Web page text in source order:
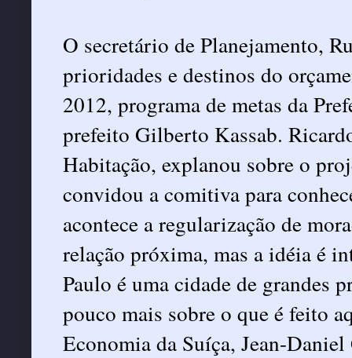
O secretário de Planejamento,
prioridades e destinos do
2012, programa de metas da
prefeito Gilberto Kassab.
Habitação, explanou sobre o
convidou a comitiva para
acontece a regularização de
relação próxima, mas a idéia é
Paulo é uma cidade de grandes
pouco mais sobre o que é feito
Economia da Suíça, Jean-Daniel